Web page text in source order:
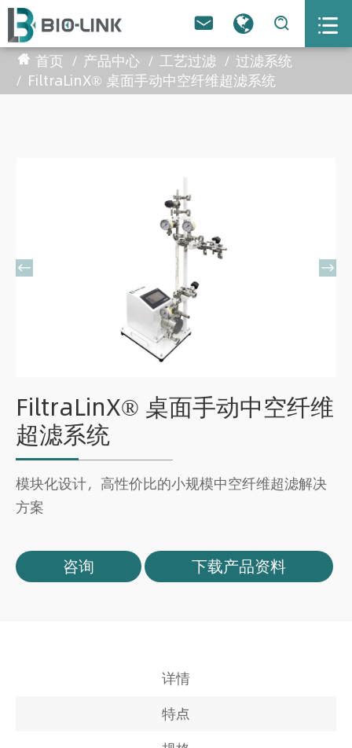
  
首页 产品中心 工艺过滤
过滤系统
FiltraLinX® 桌面手动中空纤维超滤系统
 
FiltraLinX® 桌面手动中空纤维
超滤系统
模块化设计，高性价比的小规模中空纤维超滤解决
方案
咨询 下载产品资料
详情
特点